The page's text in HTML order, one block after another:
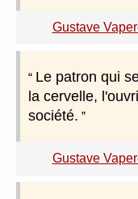
Gustave
Le patron qui
la cervelle,
société.
Gustave